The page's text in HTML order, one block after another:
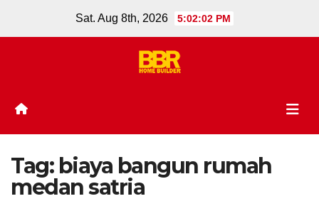
Sat. Aug 8th, 2026 5:02:02 PM
Tag: biaya bangun rumah
medan satria